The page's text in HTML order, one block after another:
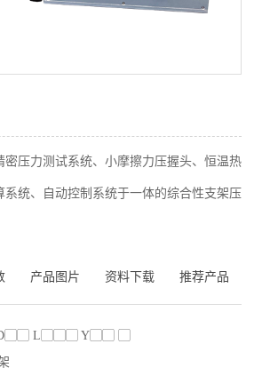
密压力测试系统、小摩擦力压握头、恒温热
系统、自动控制系统于一体的综合性支架压
产品图片 资料下载 推荐产品
D▢▢ L▢▢▢ Y▢▢ ▢